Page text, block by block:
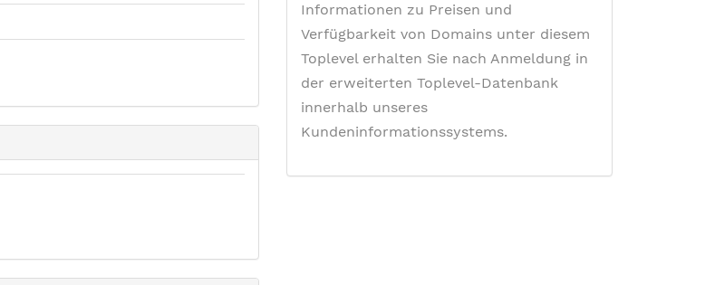
Informationen zu Preisen und
Verfügbarkeit von Domains unter diesem
Toplevel erhalten Sie nach Anmeldung in
der erweiterten Toplevel-Datenbank
innerhalb unseres
Kundeninformationssystems.